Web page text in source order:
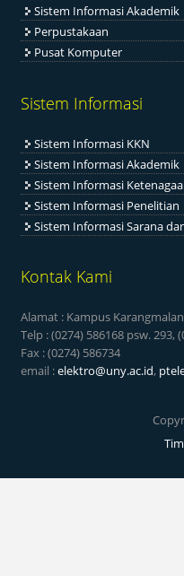
Sistem Informasi Akademik
Perpustakaan
Pusat Komputer
Sistem Informasi
Sistem Informasi KKN
Sistem Informasi Akademik
Sistem Informasi
Sistem Informasi Penelitian
Sistem Informasi Sarana
Kontak Kami
Alamat : Kampus
Telp : (0274) 586168 psw. 293,
Fax : (0274) 586734
email :elektro@uny.ac.id,